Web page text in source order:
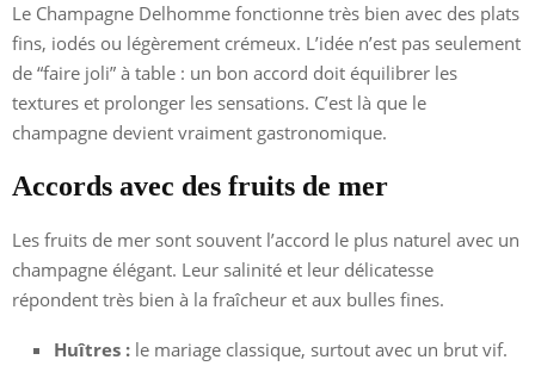
Le Champagne Delhomme fonctionne très bien avec des plats
fins, iodés ou légèrement crémeux. L’idée n’est pas seulement
de “faire joli” à table : un bon accord doit équilibrer les
textures et prolonger les sensations. C’est là que le
champagne devient vraiment gastronomique.
Accords avec des fruits de mer
Les fruits de mer sont souvent l’accord le plus naturel avec un
champagne élégant. Leur salinité et leur délicatesse
répondent très bien à la fraîcheur et aux bulles fines.
Huîtres : le mariage classique, surtout avec un brut vif.